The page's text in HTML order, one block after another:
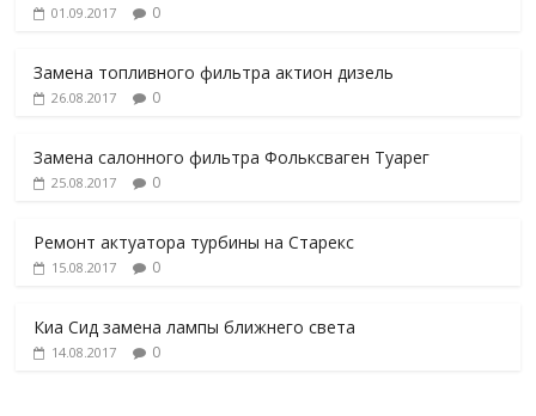
01.09.2017 0
Замена топливного фильтра актион дизель
26.08.2017 0
Замена салонного фильтра Фольксваген Туарег
25.08.2017 0
Ремонт актуатора турбины на Старекс
15.08.2017 0
Киа Сид замена лампы ближнего света
14.08.2017 0